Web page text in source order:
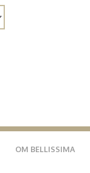
OM BELLISSIMA